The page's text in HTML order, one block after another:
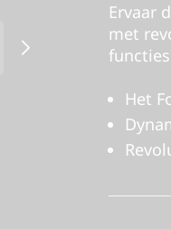
Ervaar
met
Het